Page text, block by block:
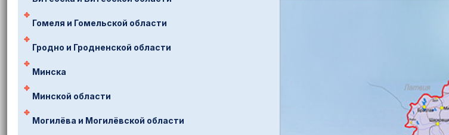
Гомеля и Гомельской области
Гродно и Гродненской области
Минска
Минской области
Могилёва и Могилёвской области